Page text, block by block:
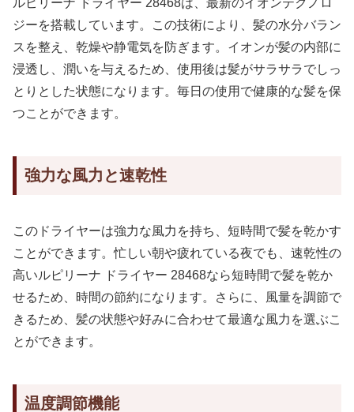
ジーを搭載しています。この技術により、髪の水分バラン
スを整え、乾燥や静電気を防ぎます。イオンが髪の内部に
浸透し、潤いを与えるため、使用後は髪がサラサラでしっ
とりとした状態になります。毎日の使用で健康的な髪を保
つことができます。
強力な風力と速乾性
このドライヤーは強力な風力を持ち、短時間で髪を乾かす
ことができます。忙しい朝や疲れている夜でも、速乾性の
高いルピリーナ ドライヤー 28468なら短時間で髪を乾か
せるため、時間の節約になります。さらに、風量を調節で
きるため、髪の状態や好みに合わせて最適な風力を選ぶこ
とができます。
温度調節機能